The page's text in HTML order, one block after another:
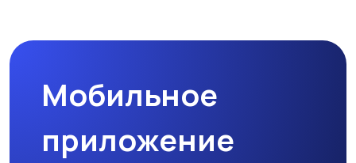
Тренажеры и фитнес Спортивное питание
Мобильное
приложение